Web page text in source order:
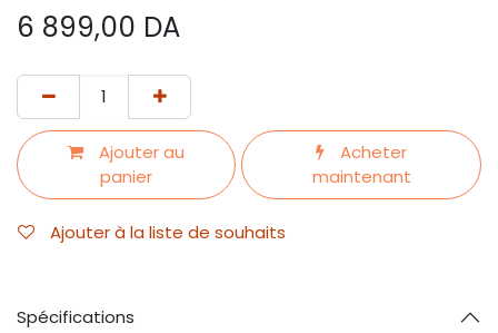
6 899,00 DA
Ajouter au
panier
Acheter
maintenant
Ajouter à la liste de souhaits
Spécifications